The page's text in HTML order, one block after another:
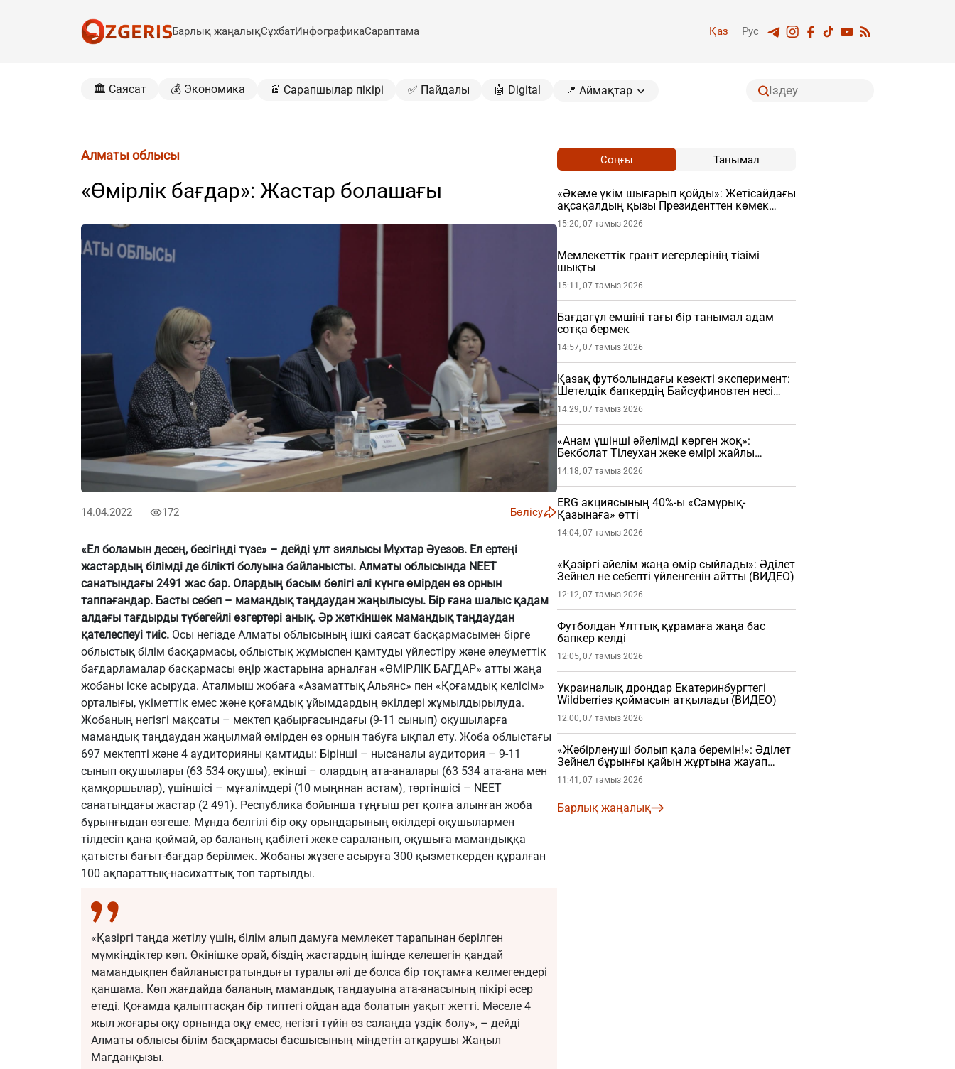
Барлық жаңалықСұхбатИнфографикаСараптама Қаз Рус
🏛️ Саясат 💰 Экономика 📰 Сарапшылар пікірі ✅ Пайдалы 🤖 Digital 📍 Аймақтар
Алматы облысы
«Өмірлік бағдар»: Жастар болашағы
14.04.2022 172 Бөлісу
«Ел боламын десең, бесігіңді түзе» – дейді ұлт зиялысы Мұхтар Әуезов. Ел ертеңі
жастардың білімді де білікті болуына байланысты. Алматы облысында NEET
санатындағы 2491 жас бар. Олардың басым бөлігі әлі күнге өмірден өз орнын
таппағандар. Басты себеп – мамандық таңдаудан жаңылысуы. Бір ғана шалыс қадам
алдағы тағдырды түбегейлі өзгертері анық. Әр жеткіншек мамандық таңдаудан
қателеспеуі тиіс. Осы негізде Алматы облысының ішкі саясат басқармасымен бірге
облыстық білім басқармасы, облыстық жұмыспен қамтуды үйлестіру және әлеуметтік
бағдарламалар басқармасы өңір жастарына арналған «ӨМІРЛІК БАҒДАР» атты жаңа
жобаны іске асыруда. Аталмыш жобаға «Азаматтық Альянс» пен «Қоғамдық келісім»
орталығы, үкіметтік емес және қоғамдық ұйымдардың өкілдері жұмылдырылуда.
Жобаның негізгі мақсаты – мектеп қабырғасындағы (9-11 сынып) оқушыларға
мамандық таңдаудан жаңылмай өмірден өз орнын табуға ықпал ету. Жоба облыстағы
697 мектепті және 4 аудиторияны қамтиды: Бірінші – нысаналы аудитория – 9-11
сынып оқушылары (63 534 оқушы), екінші – олардың ата-аналары (63 534 ата-ана мен
қамқоршылар), үшіншісі – мұғалімдері (10 мыңннан астам), төртіншісі – NEET
санатындағы жастар (2 491). Республика бойынша тұңғыш рет қолға алынған жоба
бұрынғыдан өзгеше. Мұнда белгілі бір оқу орындарының өкілдері оқушылармен
тілдесіп қана қоймай, әр баланың қабілеті жеке сараланып, оқушыға мамандыққа
қатысты бағыт-бағдар берілмек. Жобаны жүзеге асыруға 300 қызметкерден құралған
100 ақпараттық-насихаттық топ тартылды.
«Қазіргі таңда жетілу үшін, білім алып дамуға мемлекет тарапынан берілген
мүмкіндіктер көп. Өкінішке орай, біздің жастардың ішінде келешегін қандай
мамандықпен байланыстратындығы туралы әлі де болса бір тоқтамға келмегендері
қаншама. Көп жағдайда баланың мамандық таңдауына ата-анасының пікірі әсер
етеді. Қоғамда қалыптасқан бір типтегі ойдан ада болатын уақыт жетті. Мәселе 4
жыл жоғары оқу орнында оқу емес, негізгі түйін өз салаңда үздік болу», – дейді
Алматы облысы білім басқармасы басшысының міндетін атқарушы Жаңыл
Магданқызы.
Соңғы Танымал
«Әкеме үкім шығарып қойды»: Жетісайдағы
ақсақалдың қызы Президенттен көмек
сұрады
15:20, 07 тамыз 2026
Мемлекеттік грант иегерлерінің тізімі
шықты
15:11, 07 тамыз 2026
Бағдагүл емшіні тағы бір танымал адам
сотқа бермек
14:57, 07 тамыз 2026
Қазақ футболындағы кезекті эксперимент:
Шетелдік бапкердің Байсуфиновтен несі
артық?
14:29, 07 тамыз 2026
«Анам үшінші әйелімді көрген жоқ»:
Бекболат Тілеухан жеке өмірі жайлы
(ВИДЕО)
14:18, 07 тамыз 2026
ERG акциясының 40%-ы «Самұрық-
Қазынаға» өтті
14:04, 07 тамыз 2026
«Қазіргі әйелім жаңа өмір сыйлады»: Әділет
Зейнел не себепті үйленгенін айтты (ВИДЕО)
12:12, 07 тамыз 2026
Футболдан Ұлттық құрамаға жаңа бас
бапкер келді
12:05, 07 тамыз 2026
Украиналық дрондар Екатеринбургтегі
Wildberries қоймасын атқылады (ВИДЕО)
12:00, 07 тамыз 2026
«Жәбірленуші болып қала беремін!»: Әділет
Зейнел бұрынғы қайын жұртына жауап
берді
11:41, 07 тамыз 2026
Барлық жаңалық